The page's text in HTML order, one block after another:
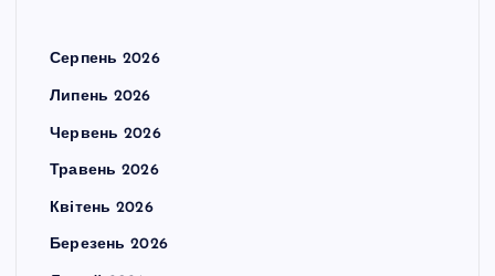
Серпень 2026
Липень 2026
Червень 2026
Травень 2026
Квітень 2026
Березень 2026